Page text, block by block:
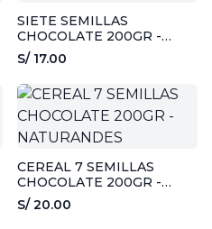
SIETE SEMILLAS
CHOCOLATE 200GR -
NATURANDES
S/ 17.00
CEREAL 7 SEMILLAS
CHOCOLATE 200GR -
NATURANDES
S/ 20.00